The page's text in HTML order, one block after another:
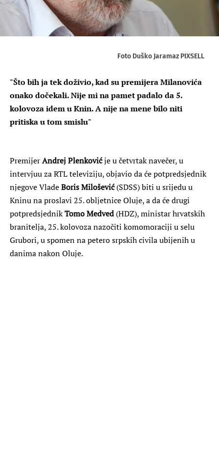
Foto Duško Jaramaz PIXSELL
"Što bih ja tek doživio, kad su premijera Milanovića
onako dočekali. Nije mi na pamet padalo da 5.
kolovoza idem u Knin. A nije na mene bilo niti
pritiska u tom smislu"
PremijerAndrej Plenkovićje u četvrtak navečer, u
intervjuu za RTL televiziju, objavio da će potpredsjednik
njegove VladeBoris Milošević(SDSS) biti u srijedu u
Kninu na proslavi 25. obljetnice Oluje, a da će drugi
potpredsjednikTomo Medved (HDZ), ministar hrvatskih
branitelja, 25. kolovoza nazočiti komomoraciji u selu
Grubori, u spomen na petero srpskih civila ubijenih u
danima nakon Oluje.